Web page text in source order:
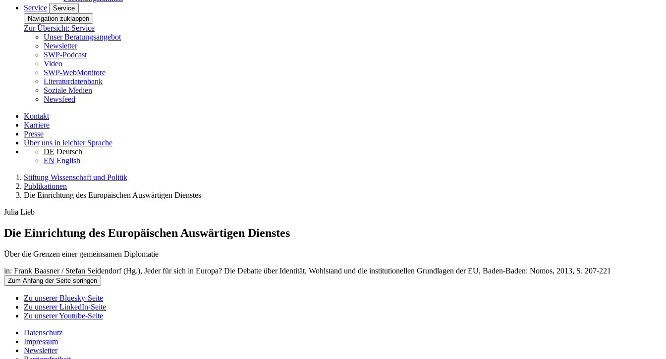
Service
Service
Navigation zuklappen
Zur Übersicht: Service
Unser Beratungsangebot
Newsletter
SWP-Podcast
Video
SWP-WebMonitore
Literaturdatenbank
Soziale Medien
Newsfeed
Kontakt
Karriere
Presse
Über uns in leichter Sprache
DE Deutsch
EN English
Stiftung Wissenschaft und Politik
Publikationen
Die Einrichtung des Europäischen Auswärtigen Dienstes
Julia Lieb
Die Einrichtung des Europäischen Auswärtigen Dienstes
Über die Grenzen einer gemeinsamen Diplomatie
in: Frank Baasner / Stefan Seidendorf (Hg.), Jeder für sich in Europa? Die Debatte über Identität, Wohlstand und die institutionellen Grundlagen der EU, Baden-Baden: Nomos, 2013, S. 207-221
Zum Anfang der Seite springen
Zu unserer Bluesky-Seite
Zu unserer LinkedIn-Seite
Zu unserer Youtube-Seite
Datenschutz
Impressum
Newsletter